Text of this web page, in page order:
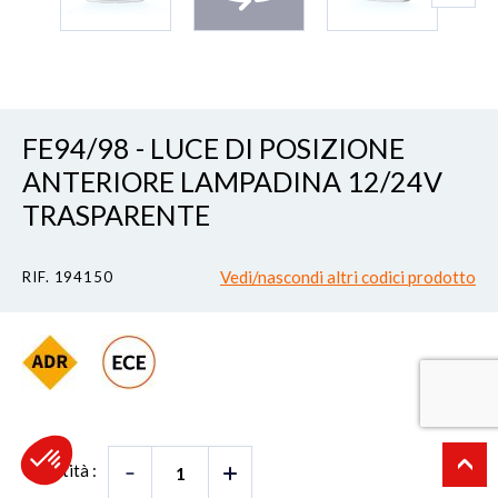
FE94/98 - LUCE DI POSIZIONE
ANTERIORE LAMPADINA 12/24V
TRASPARENTE
RIF. 194150 Vedi/nascondi altri codici prodotto
Quantità :